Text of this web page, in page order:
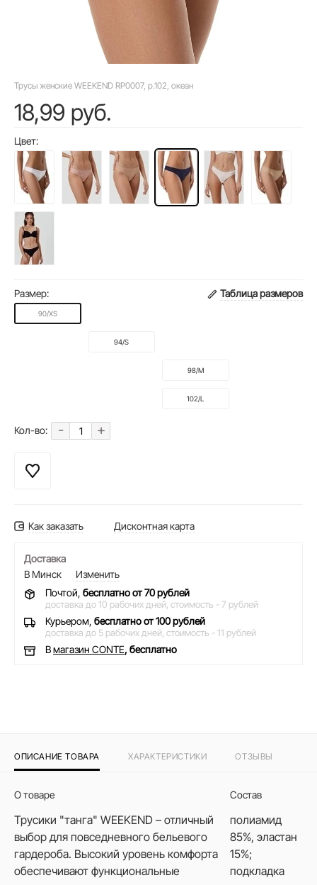
Трусы женские WEEKEND RP0007, р.102, океан
18,99 руб.
Цвет:
Размер: Таблица размеров
90/XS
94/S
98/M
102/L
Кол-во: - +
Как заказать Дисконтная карта
Доставка
В Минск
Изменить
Почтой, бесплатно от 70 рублей
доставка до 10 рабочих дней, стоимость - 7 рублей
Курьером, бесплатно от 100 рублей
доставка до 5 рабочих дней, стоимость - 11 рублей
Вмагазин CONTE, бесплатно
ОПИСАНИЕ ТОВАРА ХАРАКТЕРИСТИКИ ОТЗЫВЫ
О товаре
Трусики "танга" WEEKEND – отличный
выбор для повседневного бельевого
гардероба. Высокий уровень комфорта
обеспечивают функциональные
Состав
полиамид
85%, эластан
15%;
подкладка